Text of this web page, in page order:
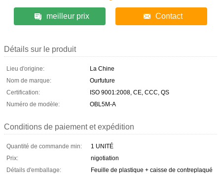
meilleur prix Contact
Détails sur le produit
Lieu d'origine:
La Chine
Nom de marque:
Ourfuture
Certification:
ISO 9001:2008, CE, CCC, QS
Numéro de modèle:
OBL5M-A
Conditions de paiement et expédition
Quantité de commande min:
1 UNITÉ
Prix:
nigotiation
Détails d'emballage:
Feuille de plastique + caisse de contreplaqué